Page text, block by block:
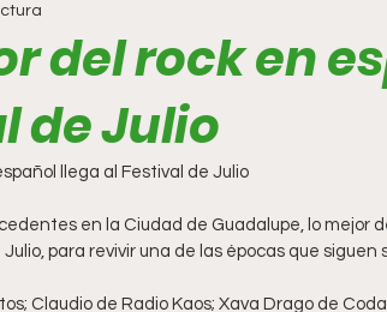
Literatura Internacional
Espectáculos Economía David
del rock en
de Julio
llega al Festival de Julio
en la Ciudad de Guadalupe, lo mejor
para revivir una de las épocas que
Claudio de Radio Kaos; Xava Drago de